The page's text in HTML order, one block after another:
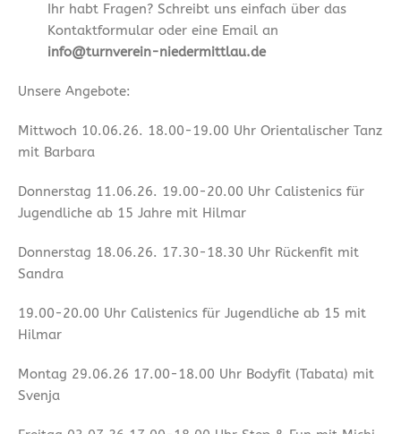
Ihr habt Fragen? Schreibt uns einfach über das
Kontaktformular oder eine Email an
info@turnverein-niedermittlau.de
Unsere Angebote:
Mittwoch 10.06.26. 18.00-19.00 Uhr Orientalischer Tanz
mit Barbara
Donnerstag 11.06.26. 19.00-20.00 Uhr Calistenics für
Jugendliche ab 15 Jahre mit Hilmar
Donnerstag 18.06.26. 17.30-18.30 Uhr Rückenfit mit
Sandra
19.00-20.00 Uhr Calistenics für Jugendliche ab 15 mit
Hilmar
Montag 29.06.26 17.00-18.00 Uhr Bodyfit (Tabata) mit
Svenja